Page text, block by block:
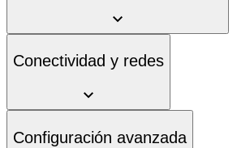
Conectividad y redes
Configuración avanzada